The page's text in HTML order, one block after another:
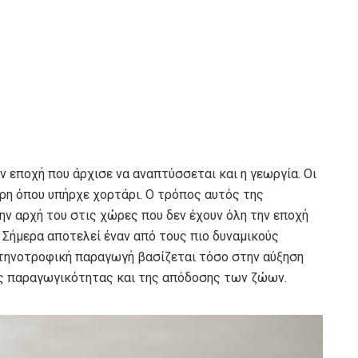
που άρχισε να αναπτύσσεται και η γεωργία. Οι
όπου υπήρχε χορτάρι. Ο τρόπος αυτός της
αρχή του στις χώρες που δεν έχουν όλη την εποχή
αποτελεί έναν από τους πιο δυναμικούς
παραγωγή βασίζεται τόσο στην αύξηση
παραγωγικότητας και της απόδοσης των ζώων.